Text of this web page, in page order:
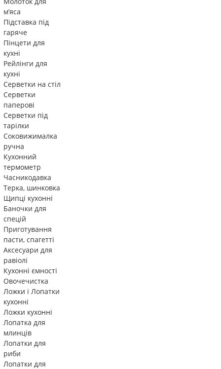
м’яса
Підставка під
гаряче
Пінцети для
кухні
Рейлінги для
кухні
Серветки на стіл
Серветки
паперові
Серветки під
тарілки
Соковижималка
ручна
Кухонний
термометр
Часникодавка
Терка, шинковка
Щипці кухонні
Баночки для
спецій
Приготування
пасти, спагетті
Аксесуари для
равіолі
Кухонні ємності
Овочечистка
Ложки і Лопатки
кухонні
Ложки кухонні
Лопатка для
млинців
Лопатки для
риби
Лопатки для